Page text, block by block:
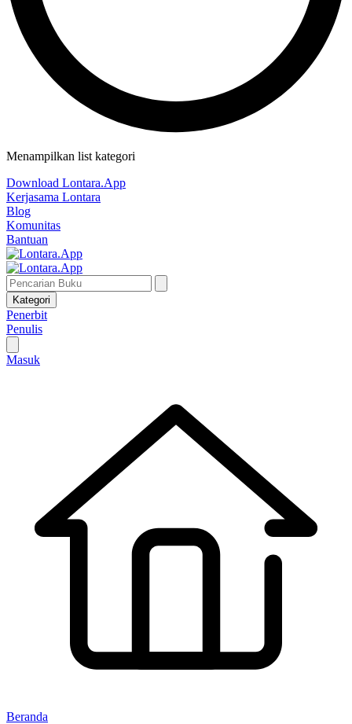
Menampilkan list kategori
Download Lontara.App
Kerjasama Lontara
Blog
Komunitas
Bantuan
Kategori
Penerbit
Penulis
Masuk
Beranda